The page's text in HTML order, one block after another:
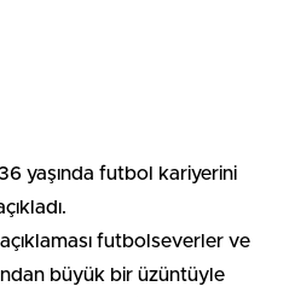
yaşında futbol kariyerini
futbolseverler ve
büyük bir üzüntüyle